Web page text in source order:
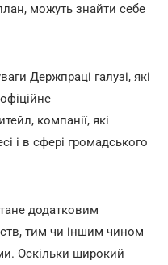
можуть знайти себе
Держпраці галузі, які
компанії, які
і в сфері громадського
додатковим
тим чи іншим чином
Оскільки широкий